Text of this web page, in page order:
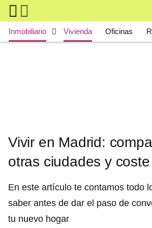
Skip to main content
Main navigation
Inmobiliario Vivienda Oficinas
Vivir en Madrid:
otras ciudades y
En este artículo te contamos todo
saber antes de dar el paso de
tu nuevo hogar